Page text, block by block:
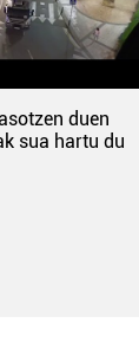
duen
sua hartu du